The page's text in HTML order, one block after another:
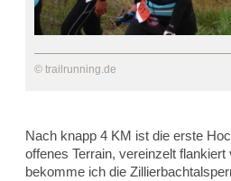
© trailrunning.de
Nach knapp 4 KM ist die erste
offenes Terrain, vereinzelt
bekomme ich die